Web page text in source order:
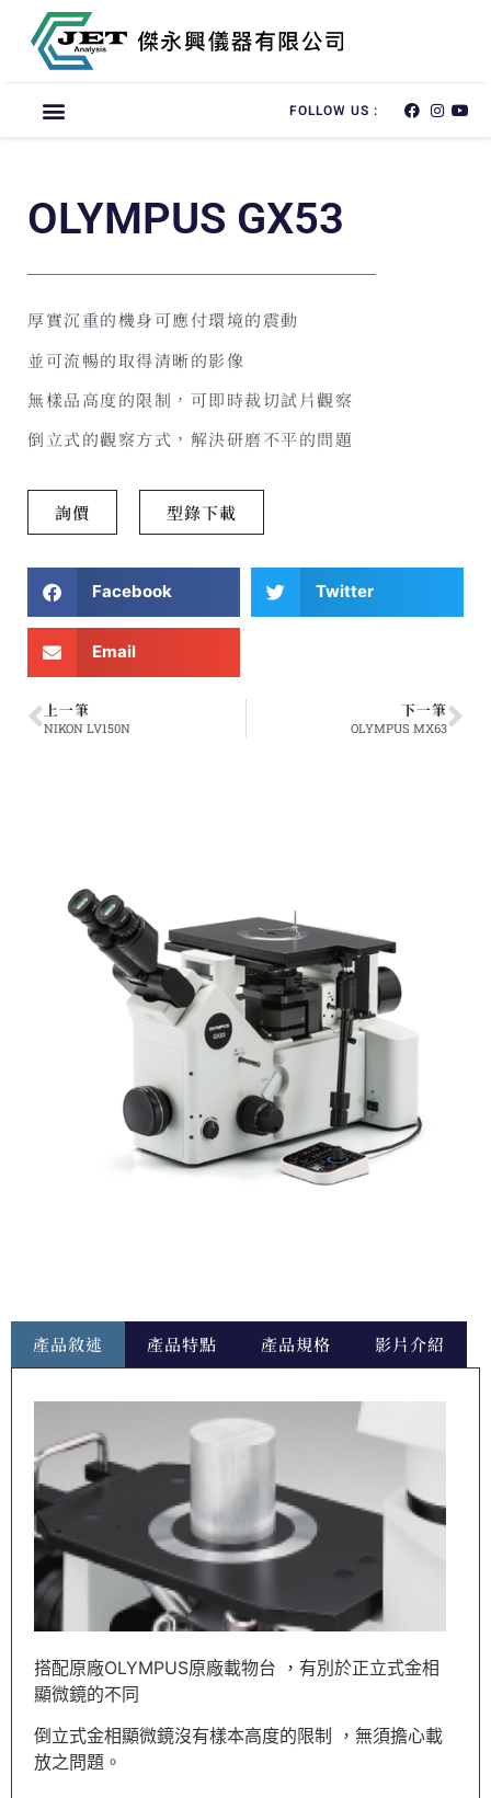
FOLLOW US :
OLYMPUS GX53
厚實沉重的機身可應付環境的震動
並可流暢的取得清晰的影像
無樣品高度的限制，可即時裁切試片觀察
倒立式的觀察方式，解決研磨不平的問題
詢價 型錄下載
Facebook Twitter
Email
上一筆
NIKON LV150N
下一筆
OLYMPUS MX63
產品敘述 產品特點 產品規格 影片介紹
搭配原廠OLYMPUS原廠載物台 ， 有別於正立式金相
顯微鏡的不同
倒立式金相顯微鏡沒有樣本高度的限制 ， 無須擔心載
放之問題。